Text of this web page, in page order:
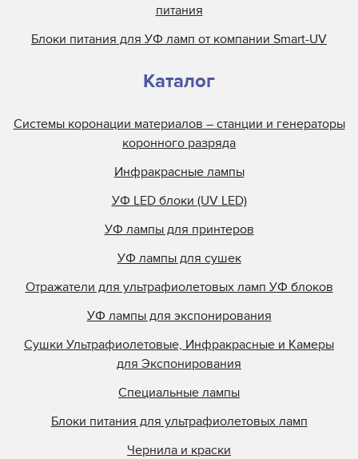
питания
Блоки питания для УФ ламп от компании Smart-UV
Каталог
Системы коронации материалов – станции и генераторы
коронного разряда
Инфракрасные лампы
УФ LED блоки (UV LED)
УФ лампы для принтеров
УФ лампы для сушек
Отражатели для ультрафиолетовых ламп УФ блоков
УФ лампы для экспонирования
Сушки Ультрафиолетовые, Инфракрасные и Камеры
для Экспонирования
Специальные лампы
Блоки питания для ультрафиолетовых ламп
Чернила и краски